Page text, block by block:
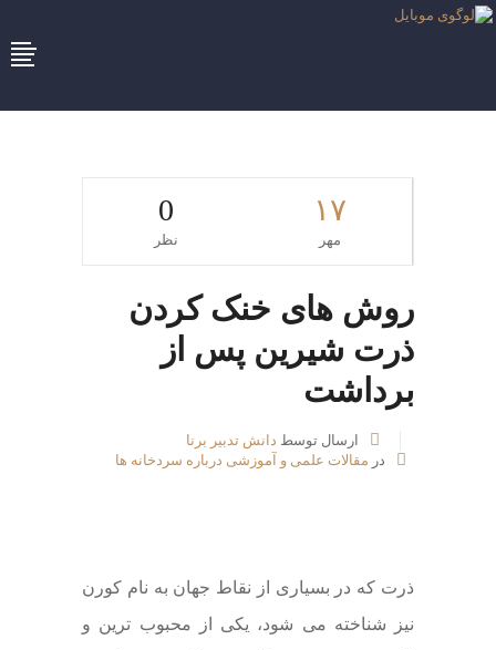
۱۷
مهر
0
نظر
روش های خنک کردن
ذرت شیرین پس از
برداشت
ارسال توسط دانش تدبیر برنا
در مقالات علمی و آموزشی درباره سردخانه ها
ذرت که در بسیاری از نقاط جهان به نام کورن
نیز شناخته می شود، یکی از محبوب ترین و